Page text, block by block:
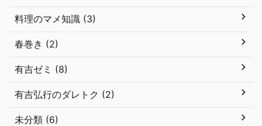
料理のマメ知識 (3)
春巻き (2)
有吉ゼミ (8)
有吉弘行のダレトク (2)
未分類 (6)